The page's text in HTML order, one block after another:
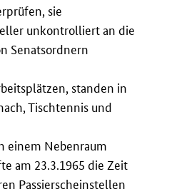
sie
unkontrolliert an die
Senatsordnern
standen in
Tischtennis und
einem Nebenraum
am 23.3.1965 die Zeit
Passierscheinstellen